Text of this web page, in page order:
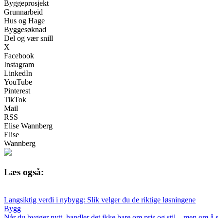
Byggeprosjekt
Grunnarbeid
Hus og Hage
Byggesøknad
Del og vær snill
X
Facebook
Instagram
LinkedIn
YouTube
Pinterest
TikTok
Mail
RSS
Elise Wannberg
Elise
Wannberg
Læs også:
Langsiktig verdi i nybygg: Slik velger du de riktige løsningene
Bygg